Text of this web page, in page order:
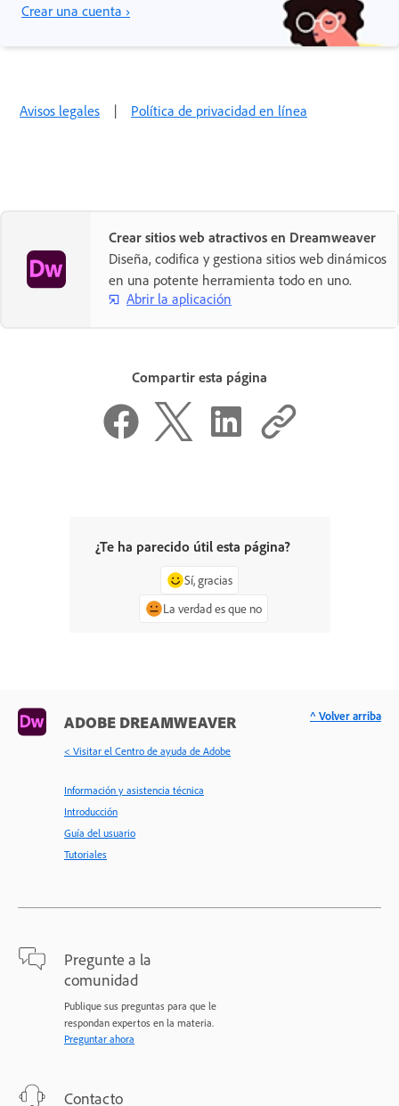
Crear una cuenta ›
Avisos legales | Política de privacidad en línea
Crear sitios web atractivos en Dreamweaver
Diseña, codifica y gestiona sitios web dinámicos
en una potente herramienta todo en uno.
Abrir la aplicación
Compartir esta página
¿Te ha parecido útil esta página?
Sí, gracias
La verdad es que no
ADOBE DREAMWEAVER
< Visitar el Centro de ayuda de Adobe
Información y asistencia técnica
Introducción
Guía del usuario
Tutoriales
Pregunte a la
comunidad
Publique sus preguntas para que le
respondan expertos en la materia.
Preguntar ahora
Contacto
^ Volver arriba